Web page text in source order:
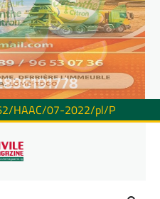
HAAC/07-2022/pl/P